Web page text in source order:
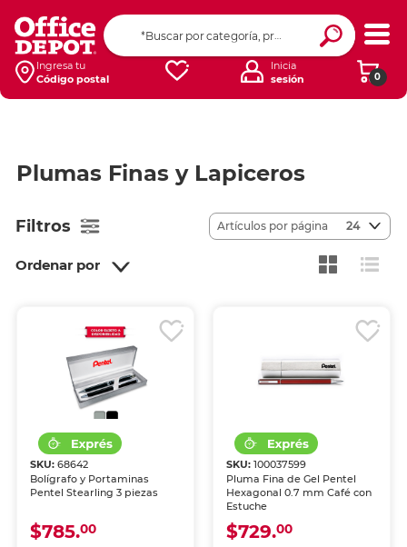
Ingresa tu
Código postal
0
Inicia
sesión
Plumas Finas y Lapiceros
Filtros
Ordenar por
Artículos por página 24
SKU:68642
Bolígrafo y Portaminas
Pentel Stearling 3 piezas
$785.00
SKU: 100037599
Pluma Fina de Gel Pentel
Hexagonal 0.7 mm Café con
Estuche
$729.00